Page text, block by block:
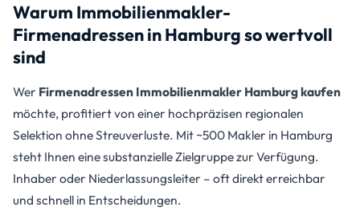
Warum Immobilienmakler-
Firmenadressen in Hamburg so wertvoll
sind
Wer Firmenadressen Immobilienmakler Hamburg kaufen
möchte, profitiert von einer hochpräzisen regionalen
Selektion ohne Streuverluste. Mit ~500 Makler in Hamburg
steht Ihnen eine substanzielle Zielgruppe zur Verfügung.
Inhaber oder Niederlassungsleiter – oft direkt erreichbar
und schnell in Entscheidungen.